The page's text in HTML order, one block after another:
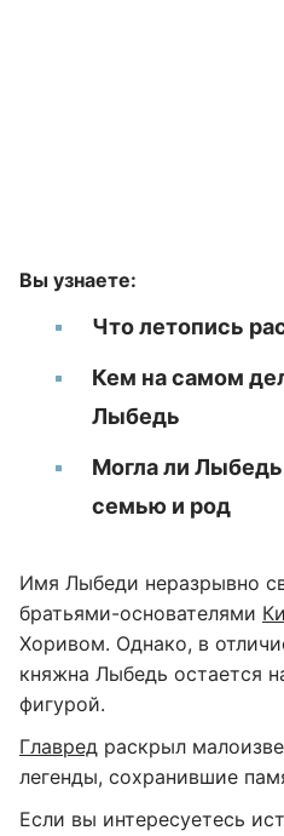
Вы узнаете:
Что летопись
Кем на самом
Лыбедь
Могла ли
семью и род
Имя Лыбеди неразрывно
братьями-основателями
Хоривом. Однако, в
княжна Лыбедь остается
фигурой.
Главред раскрыл
легенды, сохранившие
Если вы интересуетесь